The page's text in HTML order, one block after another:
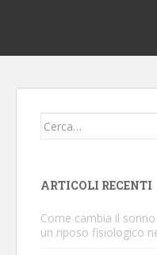
Cerca:
ARTICOLI RECENTI
Come cambia il
un riposo fisiologico